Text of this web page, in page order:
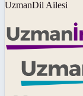
UzmanDil Ailesi